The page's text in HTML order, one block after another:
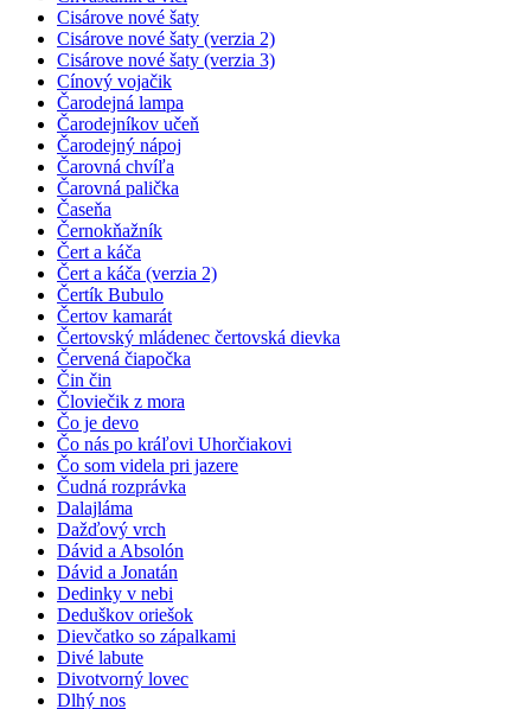
Cisárove nové šaty
Cisárove nové šaty (verzia 2)
Cisárove nové šaty (verzia 3)
Cínový vojačik
Čarodejná lampa
Čarodejníkov učeň
Čarodejný nápoj
Čarovná chvíľa
Čarovná palička
Časeňa
Černokňažník
Čert a káča
Čert a káča (verzia 2)
Čertík Bubulo
Čertov kamarát
Čertovský mládenec čertovská dievka
Červená čiapočka
Čin čin
Človiečik z mora
Čo je devo
Čo nás po kráľovi Uhorčiakovi
Čo som videla pri jazere
Čudná rozprávka
Dalajláma
Dažďový vrch
Dávid a Absolón
Dávid a Jonatán
Dedinky v nebi
Deduškov oriešok
Dievčatko so zápalkami
Divé labute
Divotvorný lovec
Dlhý nos